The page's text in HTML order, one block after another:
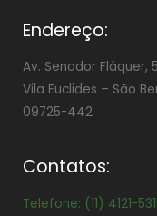
Endereço:
Av. Senador Fláquer,
Vila Euclides – São
09725-442
Contatos:
Telefone: (11) 4121-